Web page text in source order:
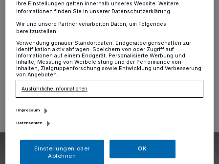
Unterfeldhaus· Auch in diesem Jahr beteiligt sich der
wieder mit einem offenen Team bei der Aktion
„Stadtradeln“, die in Erkrath vom 8. Mai an drei Wochen
lang stattfinden wird.
04.05.2022 , 12:18 Uhr
Ihre Einstellungen gelten innerhalb unseres Website. Weitere
Informationen finden Sie in unserer Datenschutzerklärung.
Wir und unsere Partner verarbeiten Daten, um Folgendes
bereitzustellen:
Verwendung genauer Standortdaten. Endgeräteeigenschaften zur
Identifikation aktiv abfragen. Speichern von oder Zugriff auf
Informationen auf einem Endgerät. Personalisierte Werbung und
Inhalte, Messung von Werbeleistung und der Performance von
Inhalten, Zielgruppenforschung sowie Entwicklung und Verbesserung
von Angeboten.
Ausführliche Informationen
Impressum
Datenschutz
Einstellungen oder
Ablehnen
OK